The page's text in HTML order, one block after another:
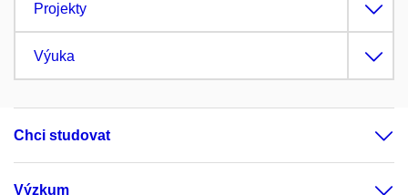
Projekty
Výuka
Chci studovat
Výzkum